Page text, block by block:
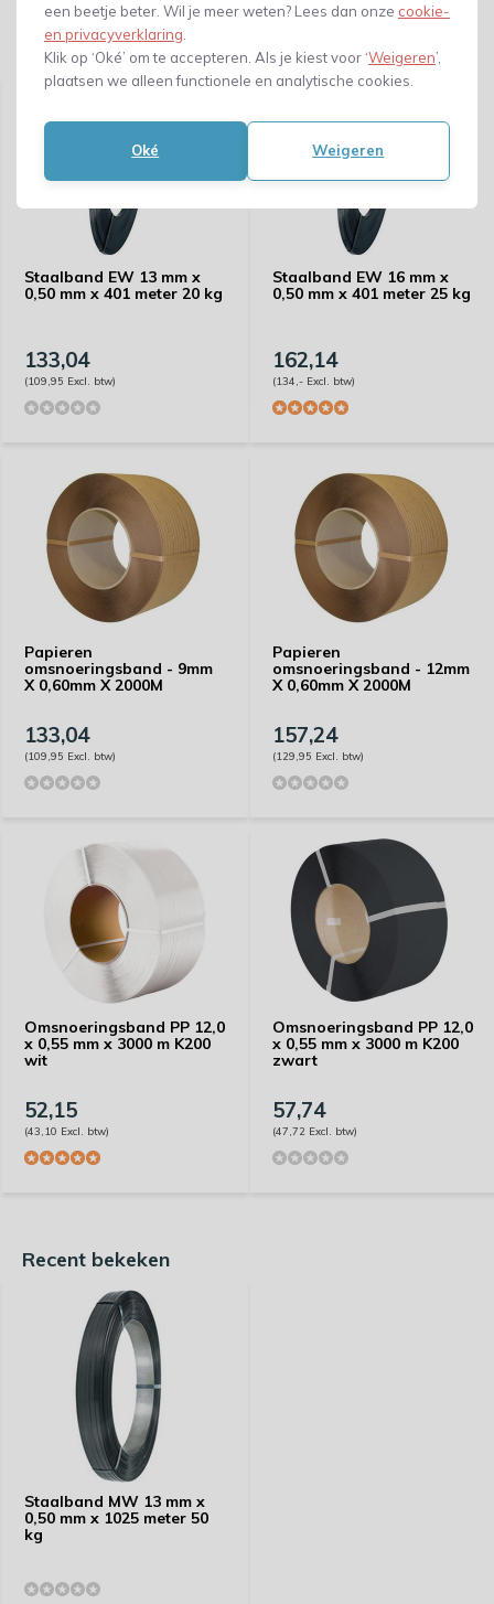
een beetje beter. Wil je meer weten? Lees dan onze cookie-
en privacyverklaring
Klik op ‘Oké’ om te accepteren. Als je kiest voor ‘Weigeren’,
plaatsen we alleen functionele en analytische cookies.
Oké Weigeren
Gerelateerde producten
Staalband EW 13 mm x
0,50 mm x 401 meter 20 kg
133,04
(109,95 Excl. btw)
Staalband EW 16 mm x
0,50 mm x 401 meter 25 kg
162,14
(134,- Excl. btw)
Papieren
omsnoeringsband - 9mm
X 0,60mm X 2000M
133,04
(109,95 Excl. btw)
Papieren
omsnoeringsband - 12mm
X 0,60mm X 2000M
157,24
(129,95 Excl. btw)
Omsnoeringsband PP 12,0
x 0,55 mm x 3000 m K200
wit
52,15
(43,10 Excl. btw)
Omsnoeringsband PP 12,0
x 0,55 mm x 3000 m K200
zwart
57,74
(47,72 Excl. btw)
Recent bekeken
Staalband MW 13 mm x
0,50 mm x 1025 meter 50
kg